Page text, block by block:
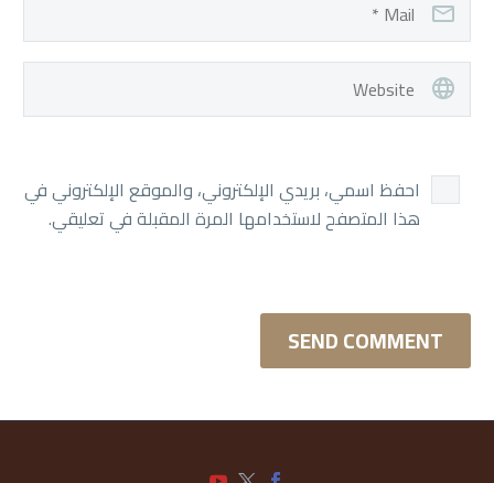
احفظ اسمي، بريدي الإلكتروني، والموقع الإلكتروني في
هذا المتصفح لاستخدامها المرة المقبلة في تعليقي.
SEND COMMENT